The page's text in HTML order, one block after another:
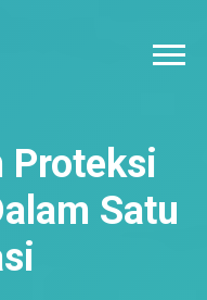
Proteksi
Satu